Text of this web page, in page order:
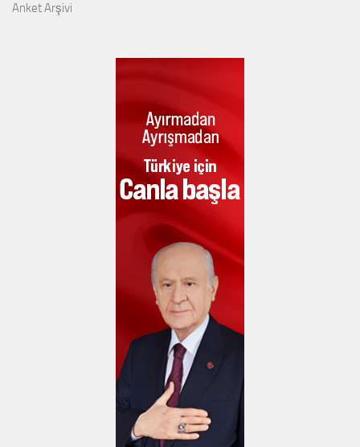
Anket Arşivi